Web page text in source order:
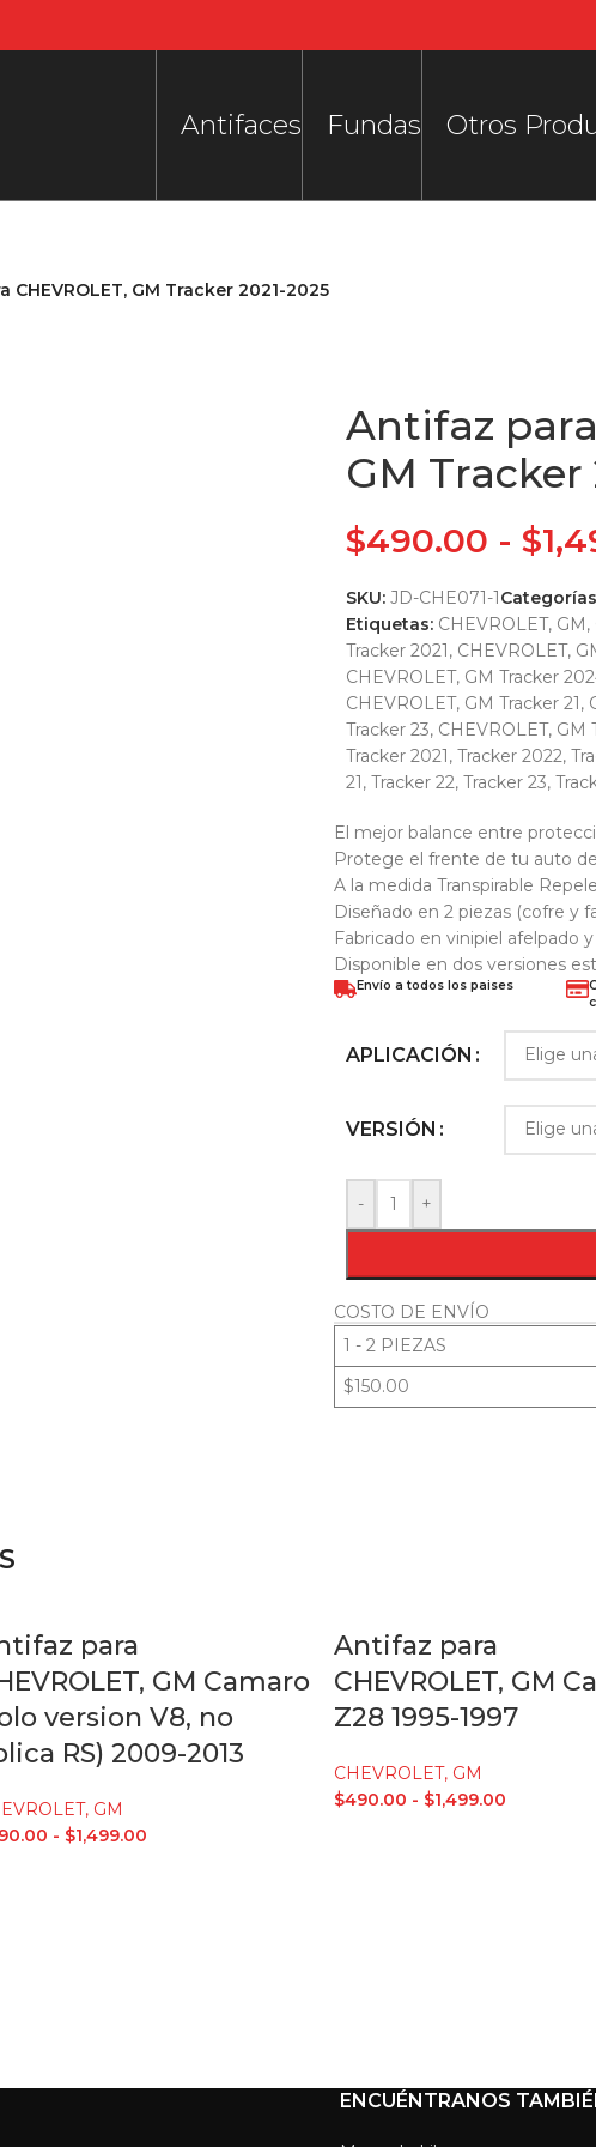
Antifaces Fundas Otros
CHEVROLET, GM Tracker 2021-2025
Antifaz
GM Tracker
$490.00 - $
SKU: JD-CHE071-1
Etiquetas: CHEVROLET, GM,
Tracker 2021, CHEVROLET,
CHEVROLET, GM Tracker
CHEVROLET, GM Tracker 21,
Tracker 23, CHEVROLET, GM
Tracker 2021, Tracker 2022,
21, Tracker 22, Tracker 23,
El mejor balance entre
Protege el frente de tu auto
A la medida Transpirable
Diseñado en 2 piezas (cofre y
Fabricado en vinipiel afelpado
Disponible en dos versiones
Envío a todos los paises
APLICACIÓN
VERSIÓN
- +
COSTO DE ENVÍO
1 - 2 PIEZAS
$150.00
para
GM Camaro
version V8, no
RS) 2009-2013
GM
- $1,499.00
Antifaz para
CHEVROLET, GM
Z28 1995-1997
CHEVROLET, GM
$490.00 - $1,499.00
ENCUÉNTRANOS